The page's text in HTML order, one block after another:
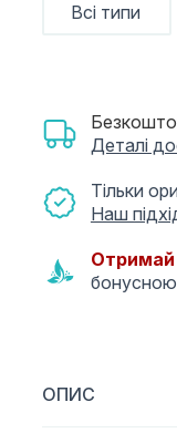
Всі типи
Деталі
Тільки
Наш
Отримай
ОПИС